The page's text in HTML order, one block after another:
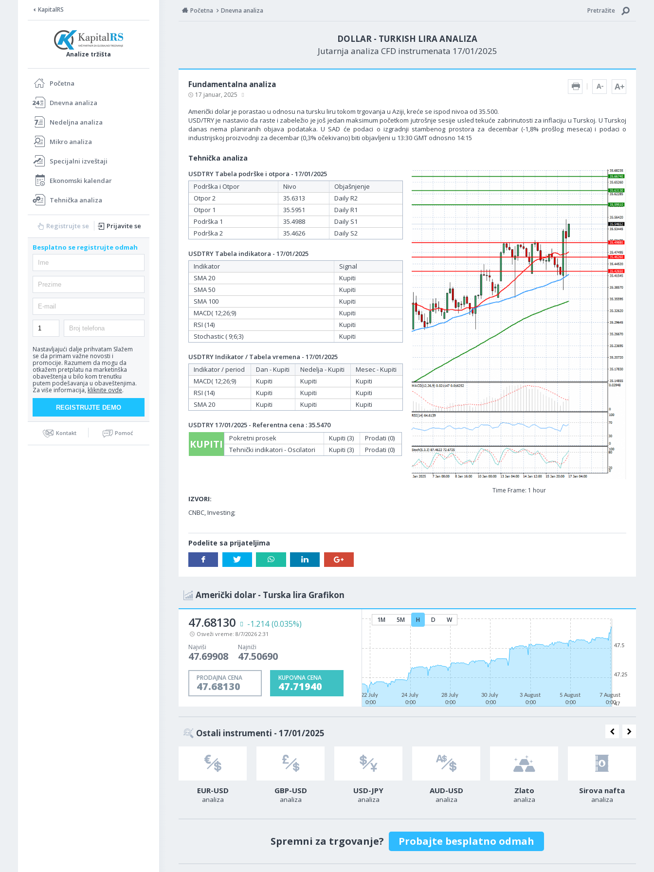
KapitalRS
Analize tržišta
Početna
Dnevna analiza
Nedeljna analiza
Mikro analiza
Specijalni izveštaji
Ekonomski kalendar
Tehnička analiza
Registrujte se Prijavite se
Besplatno se registrujte odmah
Nastavljajući dalje prihvatam Slažem
se da primam važne novosti i
promocije. Razumem da mogu da
otkažem pretplatu na marketinška
obaveštenja u bilo kom trenutku
putem podešavanja u obaveštenjima.
Za više informacija, kliknite ovde.
Kontakt Pomoć
Početna Dnevna analiza Pretražite
DOLLAR - TURKISH LIRA ANALIZA
Jutarnja analiza CFD instrumenata 17/01/2025
Fundamentalna analiza
17 januar, 2025
Američki dolar je porastao u odnosu na tursku liru tokom trgovanja u Aziji, kreće se ispod nivoa od 35.500.
USD/TRY je nastavio da raste i zabeležio je još jedan maksimum početkom jutrošnje sesije usled tekuće zabrinutosti za inflaciju u Turskoj. U Turskoj
danas nema planiranih objava podataka. U SAD će podaci o izgradnji stambenog prostora za decembar (-1,8% prošlog meseca) i podaci o
industrijskoj proizvodnji za decembar (0,3% očekivano) biti objavljeni u 13:30 GMT odnosno 14:15
Tehnička analiza
Time Frame: 1 hour
USDTRY Tabela podrške i otpora - 17/01/2025
Podrška i Otpor
Nivo
Objašnjenje
Otpor 2
35.6313
Daily R2
Otpor 1
35.5951
Daily R1
Podrška 1
35.4988
Daily S1
Podrška 2
35.4626 Daily S2
USDTRY Tabela indikatora - 17/01/2025
Indikator
Signal
SMA 20
Kupiti
SMA 50
Kupiti
SMA 100
Kupiti
MACD( 12;26;9)
Kupiti
RSI (14)
Kupiti
Stochastic ( 9;6;3)
Kupiti
USDTRY Indikator / Tabela vremena - 17/01/2025
Indikator / period
Dan - Kupiti Nedelja - Kupiti
Mesec - Kupiti
MACD( 12;26;9)
Kupiti Kupiti
Kupiti
RSI (14)
Kupiti Kupiti
Kupiti
SMA 20
Kupiti Kupiti Kupiti
USDTRY 17/01/2025 - Referentna cena : 35.5470
KUPITI Pokretni prosek Kupiti (3)
Prodati (0)
Tehnički indikatori - Oscilatori
Kupiti (3) Prodati (0)
IZVORI:
CNBC, Investing;
Podelite sa prijateljima
Američki dolar - Turska lira Grafikon
47.68130 -1.214 (0.035%)
Osveži vreme: 8/7/2026 2:31
Najviši
47.69908
Najniži
47.50690
PRODAJNA CENA
47.68130
KUPOVNA CENA
47.71940
1M 5M H D W
22 July
0:00
24 July
0:00
28 July
0:00
30 July
0:00
3 August
0:00
5 August
0:00
7 August
0:0047
47.25
47.5
Ostali instrumenti - 17/01/2025
EUR-USD
analiza
GBP-USD
analiza
USD-JPY
analiza
AUD-USD
analiza
Zlato
analiza
Sirova nafta
analiza
Spremni za trgovanje? Probajte besplatno odmah